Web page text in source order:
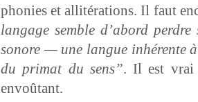
phonies et allitéra­tions. Il faut
lan­gage sem­ble d’abord
sonore — une langue inhérente
du pri­mat du sens”. Il est vrai
envoûtant.